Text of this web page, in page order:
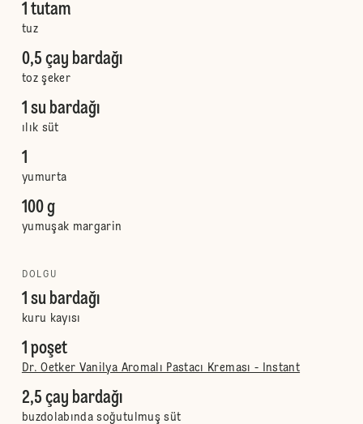
1 tutam
tuz
0,5 çay bardağı
toz şeker
1 su bardağı
ılık süt
1
yumurta
100 g
yumuşak margarin
DOLGU
1 su bardağı
kuru kayısı
1 poşet
Dr. Oetker Vanilya Aromalı Pastacı Kreması - Instant
2,5 çay bardağı
buzdolabında soğutulmuş süt